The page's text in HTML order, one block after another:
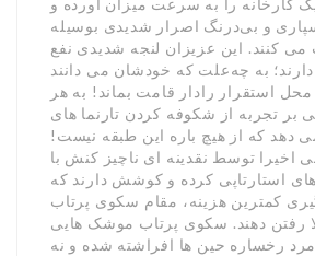
کارخانه را به سرعت میزان آورده و
و بی‌درنگ اصرار شدیدی بوسیله
کنند. این عزیزان لنجه شدیدی نفع
به چه‌علت که خودشان می دانند
استقرار رادار قامت بماند! به هر
بر تجربه از شکوفه کردن تارنما های
دهد که از هیچ باره این طبقه نیست!
اخیرا توسط نقدینه ای ناچیز کنش با
استارتاپی کرده و کوشش دارند که
کمترین هزینه، مقام سکوی پرتاب
رفتن دهند. سکوی پرتاب موشک هایی
رخساره حین ها افراشته شده و نه